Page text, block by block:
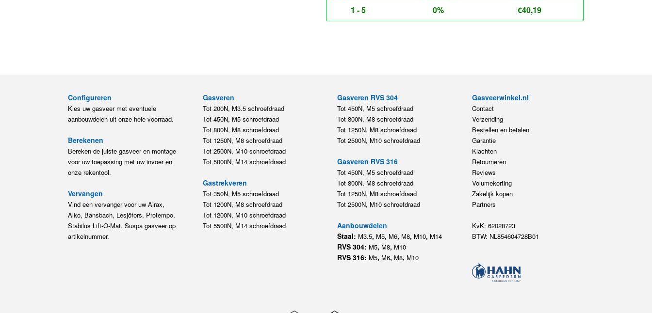
1 - 5
0% €40,19
Configureren
Kies uw gasveer met eventuele
aanbouwdelen uit onze hele voorraad.
Berekenen
Bereken de juiste gasveer en montage
voor uw toepassing met uw invoer en
onze rekentool.
Vervangen
Vind een vervanger voor uw Airax,
Alko, Bansbach, Lesjöfors, Protempo,
Stabilus Lift-O-Mat, Suspa gasveer op
artikelnummer.
Gasveren
Tot 200N, M3.5 schroefdraad
Tot 450N, M5 schroefdraad
Tot 800N, M8 schroefdraad
Tot 1250N, M8 schroefdraad
Tot 2500N, M10 schroefdraad
Tot 5000N, M14 schroefdraad
Gastrekveren
Tot 350N, M5 schroefdraad
Tot 1200N, M8 schroefdraad
Tot 1200N, M10 schroefdraad
Tot 5500N, M14 schroefdraad
Gasveren RVS 304
Tot 450N, M5 schroefdraad
Tot 800N, M8 schroefdraad
Tot 1250N, M8 schroefdraad
Tot 2500N, M10 schroefdraad
Gasveren RVS 316
Tot 450N, M5 schroefdraad
Tot 800N, M8 schroefdraad
Tot 1250N, M8 schroefdraad
Tot 2500N, M10 schroefdraad
Aanbouwdelen
Staal: M3.5, M5, M6, M8, M10, M14
RVS 304: M5, M8, M10
RVS 316: M5, M6, M8, M10
Gasveerwinkel.nl
Contact
Verzending
Bestellen en betalen
Garantie
Klachten
Retourneren
Reviews
Volumekorting
Zakelijk kopen
Partners
KvK: 62028723
BTW: NL854604728B01